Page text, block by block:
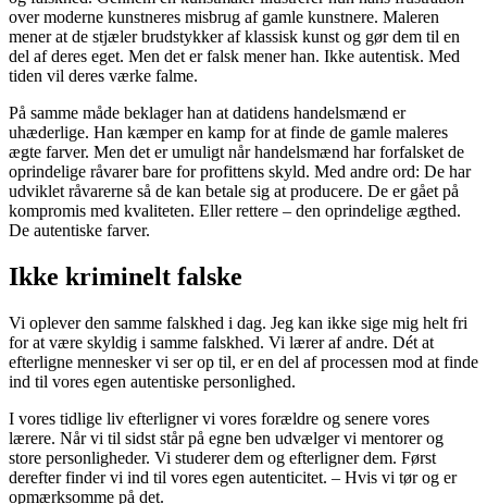
over moderne kunstneres misbrug af gamle kunstnere. Maleren
mener at de stjæler brudstykker af klassisk kunst og gør dem til en
del af deres eget. Men det er falsk mener han. Ikke autentisk. Med
tiden vil deres værke falme.
På samme måde beklager han at datidens handelsmænd er
uhæderlige. Han kæmper en kamp for at finde de gamle maleres
ægte farver. Men det er umuligt når handelsmænd har forfalsket de
oprindelige råvarer bare for profittens skyld. Med andre ord: De har
udviklet råvarerne så de kan betale sig at producere. De er gået på
kompromis med kvaliteten. Eller rettere – den oprindelige ægthed.
De autentiske farver.
Ikke kriminelt falske
Vi oplever den samme falskhed i dag. Jeg kan ikke sige mig helt fri
for at være skyldig i samme falskhed. Vi lærer af andre. Dét at
efterligne mennesker vi ser op til, er en del af processen mod at finde
ind til vores egen autentiske personlighed.
I vores tidlige liv efterligner vi vores forældre og senere vores
lærere. Når vi til sidst står på egne ben udvælger vi mentorer og
store personligheder. Vi studerer dem og efterligner dem. Først
derefter finder vi ind til vores egen autenticitet. – Hvis vi tør og er
opmærksomme på det.